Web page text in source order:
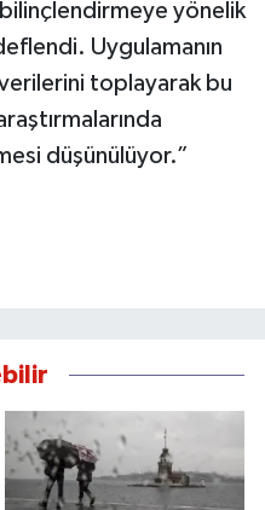
yönelik
Uygulamanın
toplayarak bu
düşünülüyor.”